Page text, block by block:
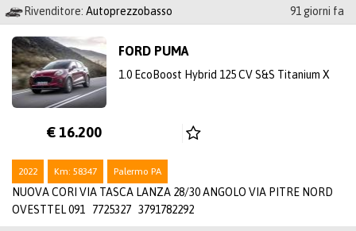
Rivenditore: Autoprezzobasso 91 giorni fa
FORD PUMA
1.0 EcoBoost Hybrid 125 CV S&S Titanium X
€ 16.200
2022 Km: 58347 Palermo PA
NUOVA CORI VIA TASCA LANZA 28/30 ANGOLO VIA PITRE NORD
OVESTTEL 091 7725327 3791782292